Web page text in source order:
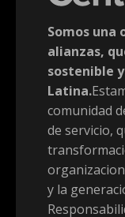
Somos una
alianzas,
sostenible
Latina.
comunidad
de servicio,
y la